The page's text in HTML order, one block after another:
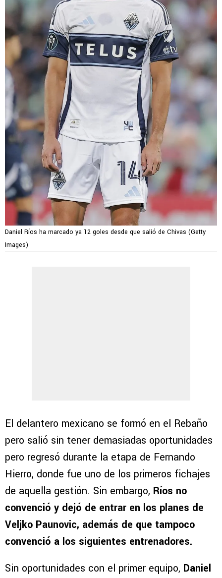
Daniel Ríos ha marcado ya 12 goles desde que salió de Chivas (Getty
Images)
El delantero mexicano se formó en el Rebaño
pero salió sin tener demasiadas oportunidades
pero regresó durante la etapa de Fernando
Hierro, donde fue uno de los primeros fichajes
de aquella gestión. Sin embargo, Ríos no
convenció y dejó de entrar en los planes de
Veljko Paunovic, además de que tampoco
convenció a los siguientes entrenadores.
Sin oportunidades con el primer equipo, Daniel